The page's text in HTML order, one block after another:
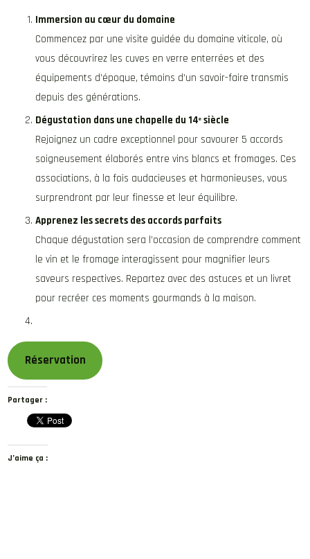
Immersion au cœur du domaine
Commencez par une visite guidée du domaine viticole, où
vous découvrirez les cuves en verre enterrées et des
équipements d’époque, témoins d’un savoir-faire transmis
depuis des générations.
Dégustation dans une chapelle du 14ᵉ siècle
Rejoignez un cadre exceptionnel pour savourer 5 accords
soigneusement élaborés entre vins blancs et fromages. Ces
associations, à la fois audacieuses et harmonieuses, vous
surprendront par leur finesse et leur équilibre.
Apprenez les secrets des accords parfaits
Chaque dégustation sera l’occasion de comprendre comment
le vin et le fromage interagissent pour magnifier leurs
saveurs respectives. Repartez avec des astuces et un livret
pour recréer ces moments gourmands à la maison.
Réservation
Partager :
J’aime ça :